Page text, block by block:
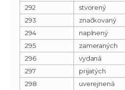
292
stvorený
293
značkovaný
294
naplnený
295
zameraných
296
vydaná
297
prijatých
298
uverejnená